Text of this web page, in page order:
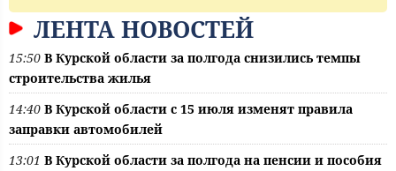
ЛЕНТА НОВОСТЕЙ
15:50 В Курской области за полгода снизились темпы
строительства жилья
14:40 В Курской области с 15 июля изменят правила
заправки автомобилей
13:01 В Курской области за полгода на пенсии и пособия